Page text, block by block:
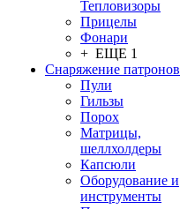
Тепловизоры
Прицелы
Фонари
+ ЕЩЕ 1
Снаряжение патронов
Пули
Гильзы
Порох
Матрицы,
шеллхолдеры
Капсюли
Оборудование и
инструменты